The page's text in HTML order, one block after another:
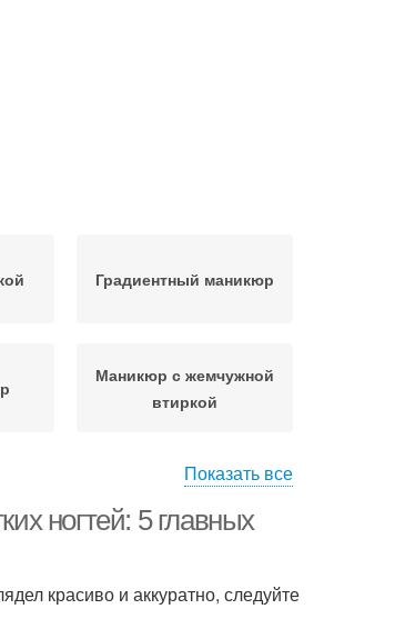
Градиентный маникюр
Маникюр с жемчужной
втиркой
Показать все
ногтей: 5 главных
красиво и аккуратно, следуйте